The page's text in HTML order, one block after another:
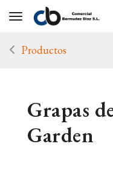
Toggle navigation
Productos
Grapas
Garden